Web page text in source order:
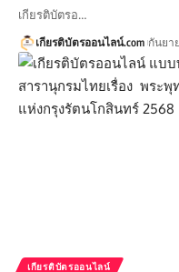
เกียรติบัตรอ…
เกียรติบัตรออนไลน์.com กันยา
เกียรติบัตรออนไลน์